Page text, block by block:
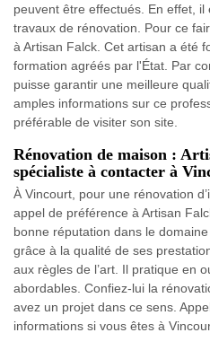
peuvent être effectués. En effet,
travaux de rénovation. Pour ce
à Artisan Falck. Cet artisan a été
formation agréés par l'État. Par
puisse garantir une meilleure
amples informations sur ce
préférable de visiter son site.
Rénovation de maison :
spécialiste à contacter à
À Vincourt, pour une rénovation
appel de préférence à Artisan
bonne réputation dans le
grâce à la qualité de ses
aux règles de l’art. Il pratique en
abordables. Confiez-lui la
avez un projet dans ce sens.
informations si vous êtes à